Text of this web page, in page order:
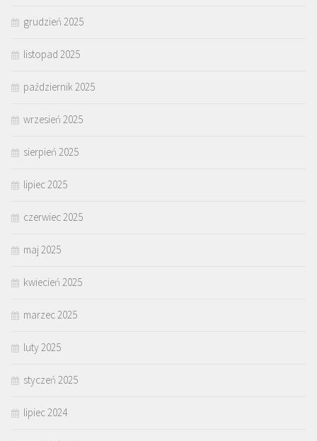
grudzień 2025
listopad 2025
październik 2025
wrzesień 2025
sierpień 2025
lipiec 2025
czerwiec 2025
maj 2025
kwiecień 2025
marzec 2025
luty 2025
styczeń 2025
lipiec 2024